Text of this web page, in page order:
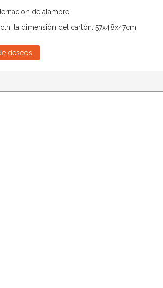
de alambre
la dimensión del cartón: 57x48x47cm
deseos